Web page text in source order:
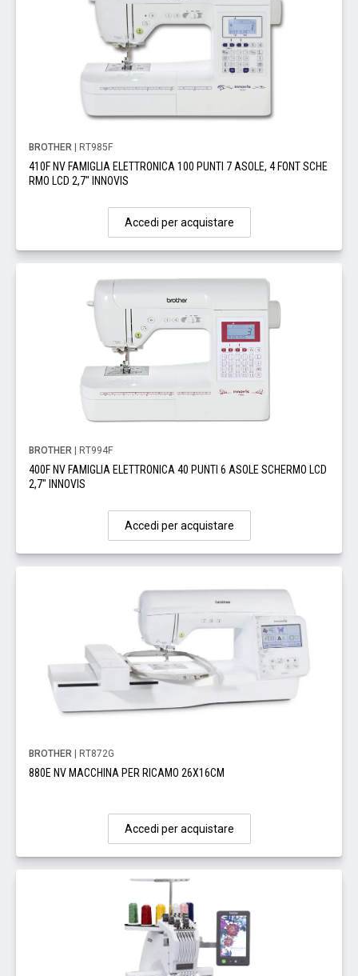
BROTHER | RT985F
410F NV FAMIGLIA ELETTRONICA 100 PUNTI 7 ASOLE, 4 FONT SCHE
RMO LCD 2,7" INNOVIS
Accedi per acquistare
BROTHER | RT994F
400F NV FAMIGLIA ELETTRONICA 40 PUNTI 6 ASOLE SCHERMO LCD
2,7" INNOVIS
Accedi per acquistare
BROTHER | RT872G
880E NV MACCHINA PER RICAMO 26X16CM
Accedi per acquistare